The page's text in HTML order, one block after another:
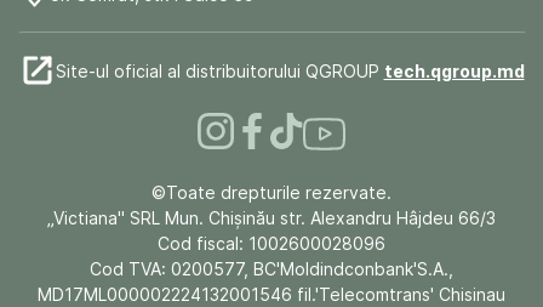
Site-ul oficial al distribuitorului QGROUP tech.qgroup.md
©Toate drepturile rezervate.
„Victiana" SRL Mun. Chişinău str. Alexandru Hâjdeu 66/3
Cod fiscal: 1002600028096
Cod TVA: 0200577, BC'Moldindconbank'S.A.,
MD17ML000002224132001546 fil.'Telecomtrans' Chisinau